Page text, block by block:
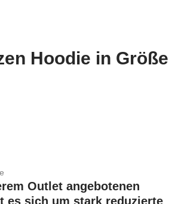
Hoodie in Größe
Outlet angebotenen
es sich um stark reduzierte